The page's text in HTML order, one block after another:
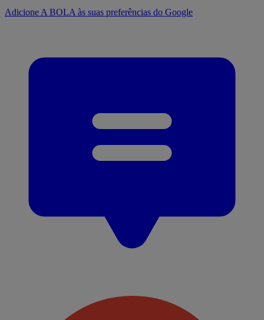
Adicione A BOLA às suas preferências do Google